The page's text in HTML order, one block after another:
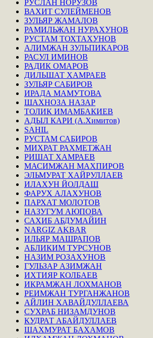
РУСЛАН НОРУЗОВ
ВАХИТ СУЛЕЙМЕНОВ
ЗУЛЬЯР ЖАМАЛОВ
РАМИЛЬЖАН НУРАХУНОВ
РУСТАМ ТОХТАХУНОВ
АЛИМЖАН ЗУЛЬПИКАРОВ
РАСУЛ ИМИНОВ
РАДИК ОМАРОВ
ДИЛЬШАТ ХАМРАЕВ
ЗУЛЬЯР САБИРОВ
ИРАДА МАМУТОВА
ШАХНОЗА НАЗАР
ТОЛИК ИМАМБАКИЕВ
АДЫЛ КАРИ (А.Химитов)
SAHIL
РУСТАМ САБИРОВ
МИХРАТ РАХМЕТЖАН
РИШАТ ХАМРАЕВ
МАСИМЖАН МАХПИРОВ
ЭЛЬМУРАТ ХАЙРУЛЛАЕВ
ИЛАХУН ЙОЛДАШ
ФАРУХ АЛАХУНОВ
ПАРХАТ МОЛОТОВ
НАЗУГУМ АЮПОВА
САХИБ АБДУМАЙИН
NARGIZ AKBAR
ИЛЬЯР МАШРАПОВ
АБЛИКИМ ТУРСУНОВ
НАЗИМ РОЗАХУНОВ
ГУЛЬЗАР АЗИМЖАН
ИХТИЯР КОЛБАЕВ
ИКРАМЖАН ЛОХМАНОВ
РЕИМЖАН ТУРГАНЖАНОВ
АЙЛИН ХАВАЙДУЛЛАЕВА
СУХРАБ НИЗАМДУНОВ
КУДРАТ АБАЙДУЛЛАЕВ
ШАХМУРАТ БАХАМОВ